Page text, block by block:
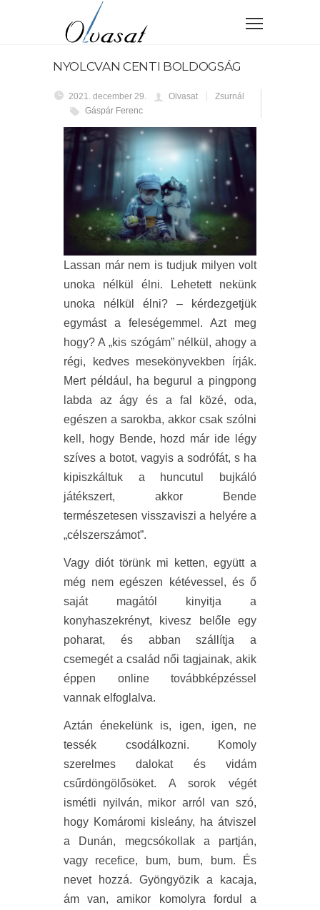
NYOLCVAN CENTI BOLDOGSÁG
2021. december 29. Olvasat
Zsurnál
Gáspár Ferenc
Lassan már nem is tudjuk milyen volt
unoka nélkül élni. Lehetett nekünk
unoka nélkül élni? – kérdezgetjük
egymást a feleségemmel. Azt meg
hogy? A „kis szógám” nélkül, ahogy a
régi, kedves mesekönyvekben írják.
Mert például, ha begurul a pingpong
labda az ágy és a fal közé, oda,
egészen a sarokba, akkor csak szólni
kell, hogy Bende, hozd már ide légy
szíves a botot, vagyis a sodrófát, s ha
kipiszkáltuk a huncutul bujkáló
játékszert, akkor Bende
természetesen visszaviszi a helyére a
„célszerszámot”.
Vagy diót törünk mi ketten, együtt a
még nem egészen kétévessel, és ő
saját magától kinyitja a
konyhaszekrényt, kivesz belőle egy
poharat, és abban szállítja a
csemegét a család női tagjainak, akik
éppen online továbbképzéssel
vannak elfoglalva.
Aztán énekelünk is, igen, igen, ne
tessék csodálkozni. Komoly
szerelmes dalokat és vidám
csűrdöngölősöket. A sorok végét
ismétli nyilván, mikor arról van szó,
hogy Komáromi kisleány, ha átviszel
a Dunán, megcsókollak a partján,
vagy recefice, bum, bum, bum. És
nevet hozzá. Gyöngyözik a kacaja,
ám van, amikor komolyra fordul a